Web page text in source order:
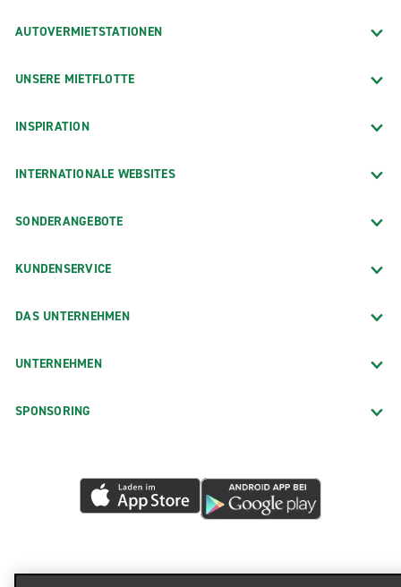
AUTOVERMIETSTATIONEN
UNSERE MIETFLOTTE
INSPIRATION
INTERNATIONALE WEBSITES
SONDERANGEBOTE
KUNDENSERVICE
DAS UNTERNEHMEN
UNTERNEHMEN
SPONSORING